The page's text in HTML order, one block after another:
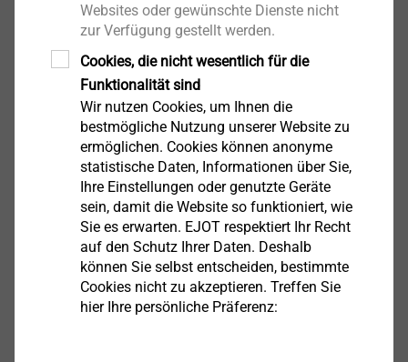
EJOT Spiraldübel
8788000002
EJOT Spiraldübel
WDVS Produkt-Konfigurator – Dübel und
Montageelemente
Websites oder gewünschte Dienste nicht
zur Verfügung gestellt werden.
Cookies, die nicht wesentlich für die
Funktionalität sind
Wir nutzen Cookies, um Ihnen die
bestmögliche Nutzung unserer Website zu
ermöglichen. Cookies können anonyme
statistische Daten, Informationen über Sie,
Ihre Einstellungen oder genutzte Geräte
sein, damit die Website so funktioniert, wie
Sie es erwarten. EJOT respektiert Ihr Recht
auf den Schutz Ihrer Daten. Deshalb
können Sie selbst entscheiden, bestimmte
Cookies nicht zu akzeptieren. Treffen Sie
hier Ihre persönliche Präferenz: